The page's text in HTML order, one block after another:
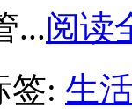
...阅读
签: 生